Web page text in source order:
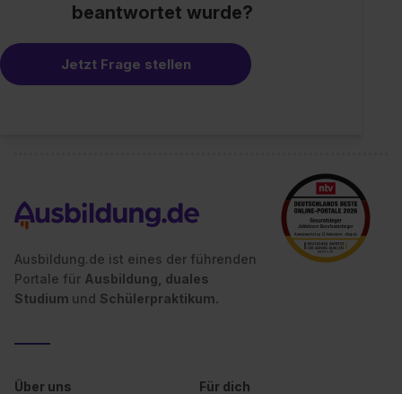
beantwortet wurde?
Jetzt Frage stellen
Ausbildung.de ist eines der führenden
Portale für Ausbildung, duales
Studium und Schülerpraktikum.
Über uns Für dich